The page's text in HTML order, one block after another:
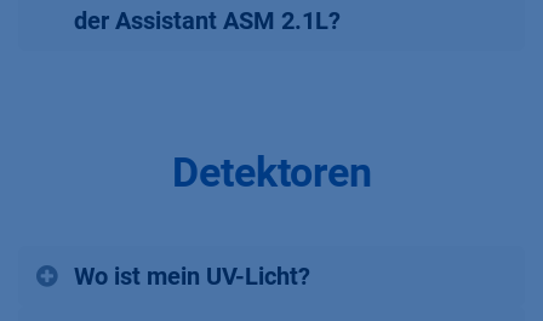
der Assistant ASM 2.1L?
Detektoren
Wo ist mein UV-Licht?